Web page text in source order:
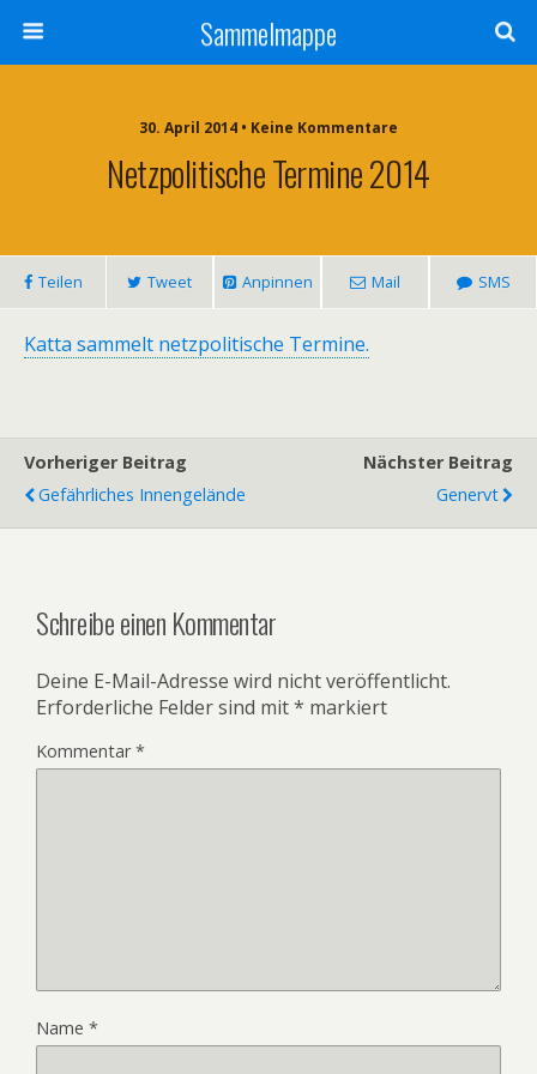
Sammelmappe
30. April 2014 • Keine Kommentare
Netzpolitische Termine 2014
Teilen Tweet Anpinnen Mail SMS
Katta sammelt netzpolitische Termine.
Vorheriger Beitrag
Gefährliches Innengelände
Nächster Beitrag
Genervt
Schreibe einen Kommentar
Deine E-Mail-Adresse wird nicht veröffentlicht.
Erforderliche Felder sind mit* markiert
Kommentar*
Name *